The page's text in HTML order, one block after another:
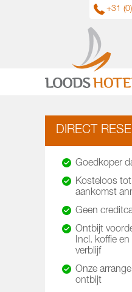
+31
DIRECT
Goedkoper
Kosteloos
aankomst
Geen
Ontbijt
Incl. koffie
verblijf
Onze
ontbijt